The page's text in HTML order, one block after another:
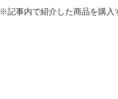
※記事内で紹介した商品を購入